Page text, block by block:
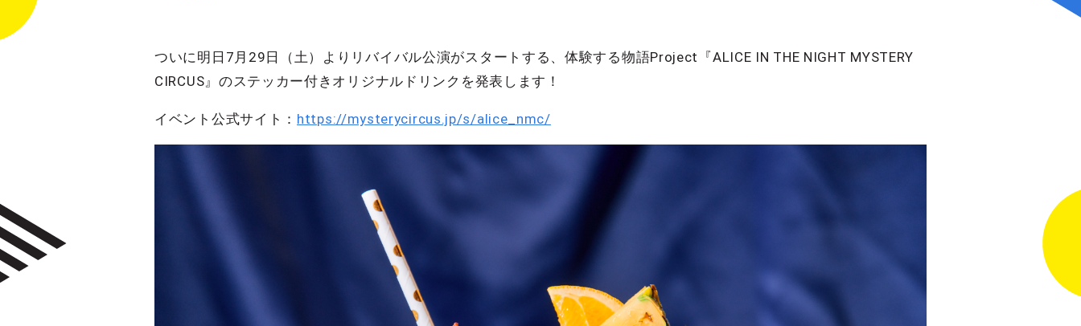
ついに明日7月29日（土）よりリバイバル公演がスタートする、体験する物語Project『ALICE IN THE NIGHT MYSTERY
CIRCUS』のステッカー付きオリジナルドリンクを発表します！
イベント公式サイト： https://mysterycircus.jp/s/alice_nmc/